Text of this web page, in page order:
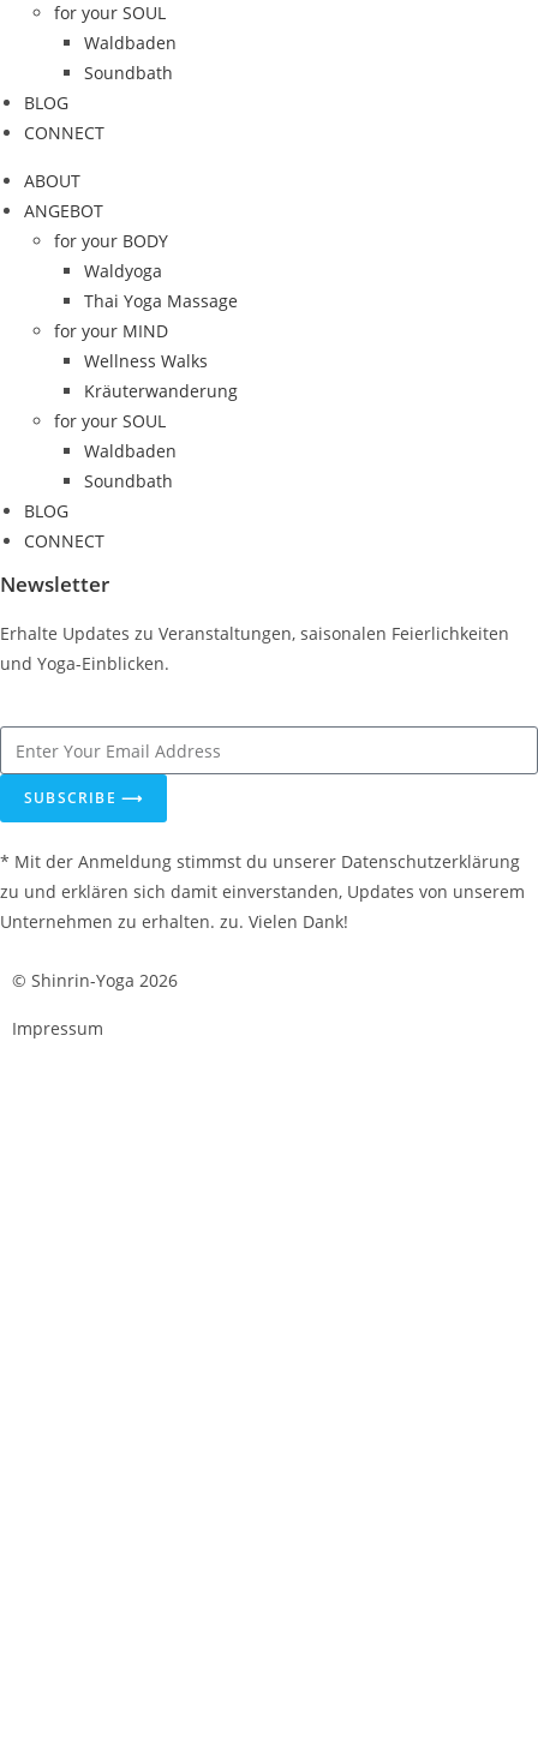
for your SOUL
Waldbaden
Soundbath
BLOG
CONNECT
ABOUT
ANGEBOT
for your BODY
Waldyoga
Thai Yoga Massage
for your MIND
Wellness Walks
Kräuterwanderung
for your SOUL
Waldbaden
Soundbath
BLOG
CONNECT
Newsletter
Erhalte Updates zu Veranstaltungen, saisonalen Feierlichkeiten
und Yoga-Einblicken.
SUBSCRIBE ⟶
* Mit der Anmeldung stimmst du unserer Datenschutzerklärung
zu und erklären sich damit einverstanden, Updates von unserem
Unternehmen zu erhalten. zu. Vielen Dank!
© Shinrin-Yoga 2026
Impressum